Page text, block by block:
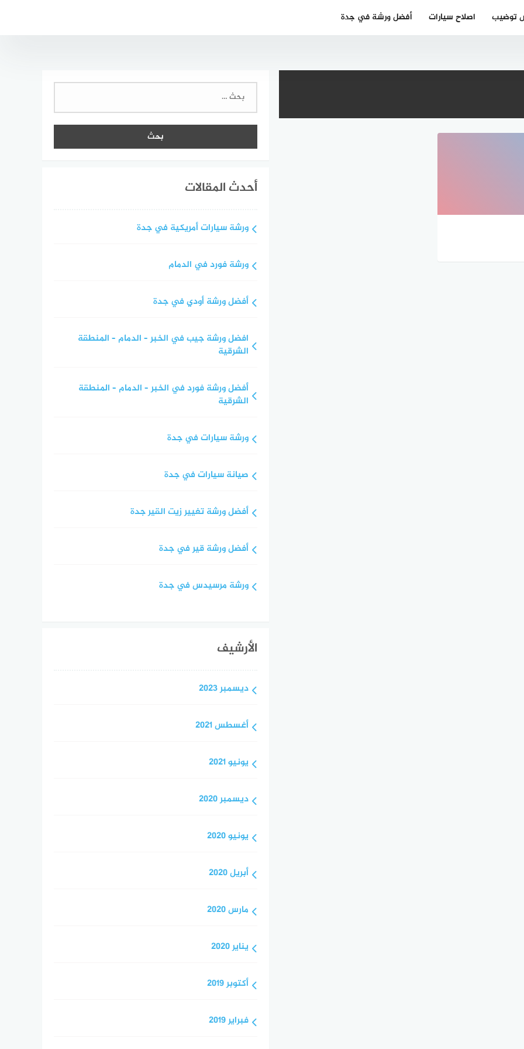
توضيب اصلاح سيارات أفضل ورشة في جدة
عن:
أحدث المقالات
ورشة سيارات أمريكية في جدة
ورشة فورد في الدمام
أفضل ورشة أودي في جدة
افضل ورشة جيب في الخبر – الدمام – المنطقة
الشرقية
أفضل ورشة فورد في الخبر – الدمام – المنطقة
الشرقية
ورشة سيارات في جدة
صيانة سيارات في جدة
أفضل ورشة تغيير زيت القير جدة
أفضل ورشة قير في جدة
ورشة مرسيدس في جدة
الأرشيف
ديسمبر 2023
أغسطس 2021
يونيو 2021
ديسمبر 2020
يونيو 2020
أبريل 2020
مارس 2020
يناير 2020
أكتوبر 2019
فبراير 2019